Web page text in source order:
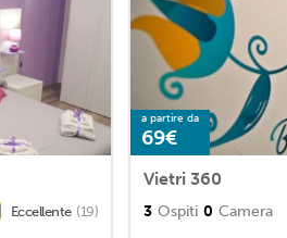
Eccellente (19)
a partire da
69€
Vietri 360
3 Ospiti 0 Camera